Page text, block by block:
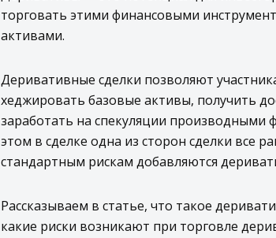
торговать этими финансовыми
активами.
Деривативные сделки позволяют
хеджировать базовые активы, получить
заработать на спекуляции
этом в сделке одна из сторон сделки все
стандартным рискам добавляются
Рассказываем в статье, что такое
какие риски возникают при торговле